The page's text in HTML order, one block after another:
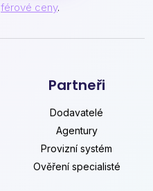
férové ceny.
Partneři
Dodavatelé
Agentury
Provizní systém
Ověření specialisté